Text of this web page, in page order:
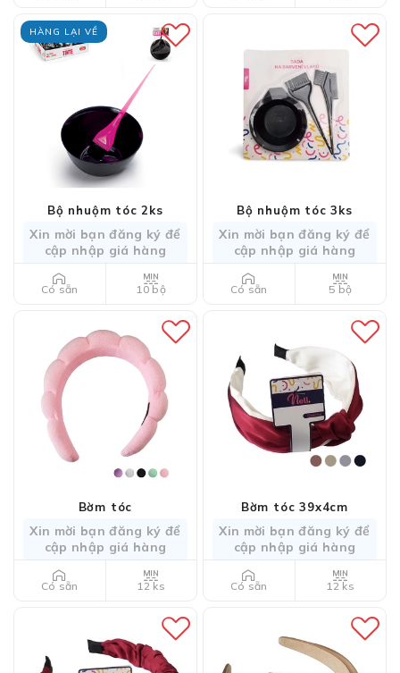
HÀNG LẠI VỀ
Bộ nhuộm tóc 2ks
Xin mời bạn đăng ký để
cập nhập giá hàng
Có sẵn 10 bộ
Bộ nhuộm tóc 3ks
Xin mời bạn đăng ký để
cập nhập giá hàng
Có sẵn 5 bộ
Bờm tóc
Xin mời bạn đăng ký để
cập nhập giá hàng
Có sẵn 12 ks
Bờm tóc 39x4cm
Xin mời bạn đăng ký để
cập nhập giá hàng
Có sẵn 12 ks